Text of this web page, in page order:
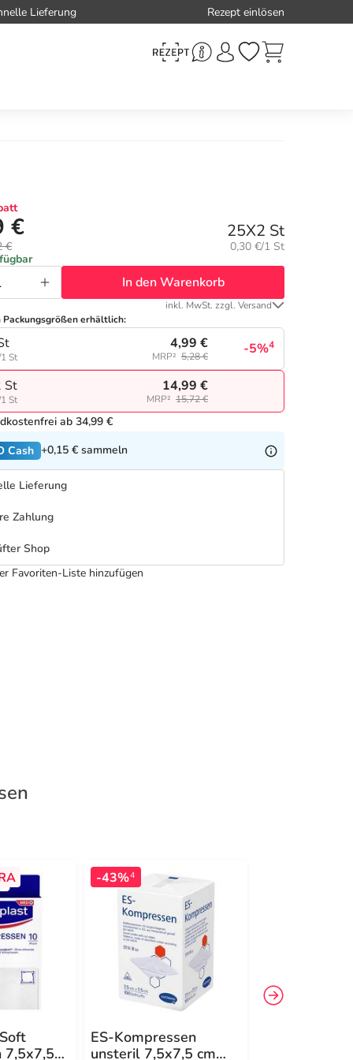
Lieferung Rezept einlösen
€
€
25X2 St
Grundpreis:
0,30 €/1 St
In den Warenkorb
inkl. MwSt. zzgl. Versand
Packungsgrößen erhältlich:
St
4,99 €
MRP² 5,28 € -5%4
St
St
14,99 €
MRP² 15,72 €
ab 34,99 €
Cash +0,15 € sammeln
Lieferung
Zahlung
Shop
Favoriten-Liste hinzufügen
7,5x7,5
-43%4
ES-Kompressen
unsteril 7,5x7,5 cm